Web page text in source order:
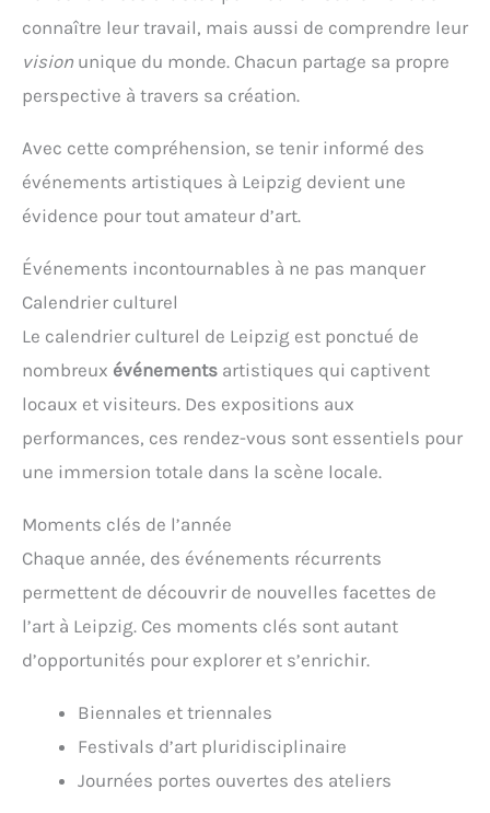
connaître leur travail, mais aussi de comprendre leur
vision unique du monde. Chacun partage sa propre
perspective à travers sa création.
Avec cette compréhension, se tenir informé des
événements artistiques à Leipzig devient une
évidence pour tout amateur d’art.
Événements incontournables à ne pas manquer
Calendrier culturel
Le calendrier culturel de Leipzig est ponctué de
nombreux événements artistiques qui captivent
locaux et visiteurs. Des expositions aux
performances, ces rendez-vous sont essentiels pour
une immersion totale dans la scène locale.
Moments clés de l’année
Chaque année, des événements récurrents
permettent de découvrir de nouvelles facettes de
l’art à Leipzig. Ces moments clés sont autant
d’opportunités pour explorer et s’enrichir.
Biennales et triennales
Festivals d’art pluridisciplinaire
Journées portes ouvertes des ateliers